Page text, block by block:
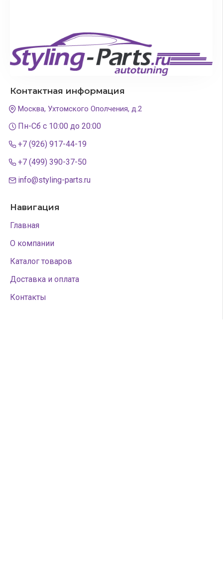
Контактная информация
Москва, Ухтомского Ополчения, д.2
Пн-Сб с 10:00 до 20:00
+7 (926) 917-44-19
+7 (499) 390-37-50
info@styling-parts.ru
Навигация
Главная
О компании
Каталог товаров
Доставка и оплата
Контакты